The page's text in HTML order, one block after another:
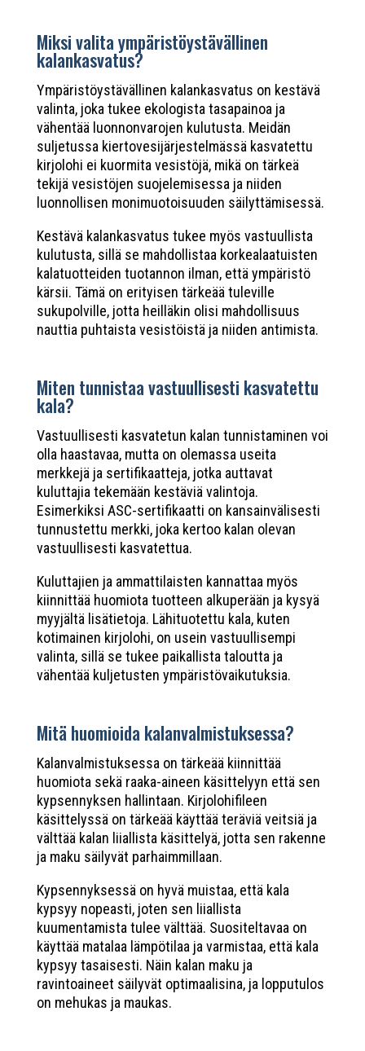
Miksi valita ympäristöystävällinen
kalankasvatus?
Ympäristöystävällinen kalankasvatus on kestävä
valinta, joka tukee ekologista tasapainoa ja
vähentää luonnonvarojen kulutusta. Meidän
suljetussa kiertovesijärjestelmässä kasvatettu
kirjolohi ei kuormita vesistöjä, mikä on tärkeä
tekijä vesistöjen suojelemisessa ja niiden
luonnollisen monimuotoisuuden säilyttämisessä.
Kestävä kalankasvatus tukee myös vastuullista
kulutusta, sillä se mahdollistaa korkealaatuisten
kalatuotteiden tuotannon ilman, että ympäristö
kärsii. Tämä on erityisen tärkeää tuleville
sukupolville, jotta heilläkin olisi mahdollisuus
nauttia puhtaista vesistöistä ja niiden antimista.
Miten tunnistaa vastuullisesti kasvatettu
kala?
Vastuullisesti kasvatetun kalan tunnistaminen voi
olla haastavaa, mutta on olemassa useita
merkkejä ja sertifikaatteja, jotka auttavat
kuluttajia tekemään kestäviä valintoja.
Esimerkiksi ASC-sertifikaatti on kansainvälisesti
tunnustettu merkki, joka kertoo kalan olevan
vastuullisesti kasvatettua.
Kuluttajien ja ammattilaisten kannattaa myös
kiinnittää huomiota tuotteen alkuperään ja kysyä
myyjältä lisätietoja. Lähituotettu kala, kuten
kotimainen kirjolohi, on usein vastuullisempi
valinta, sillä se tukee paikallista taloutta ja
vähentää kuljetusten ympäristövaikutuksia.
Mitä huomioida kalanvalmistuksessa?
Kalanvalmistuksessa on tärkeää kiinnittää
huomiota sekä raaka-aineen käsittelyyn että sen
kypsennyksen hallintaan. Kirjolohifileen
käsittelyssä on tärkeää käyttää teräviä veitsiä ja
välttää kalan liiallista käsittelyä, jotta sen rakenne
ja maku säilyvät parhaimmillaan.
Kypsennyksessä on hyvä muistaa, että kala
kypsyy nopeasti, joten sen liiallista
kuumentamista tulee välttää. Suositeltavaa on
käyttää matalaa lämpötilaa ja varmistaa, että kala
kypsyy tasaisesti. Näin kalan maku ja
ravintoaineet säilyvät optimaalisina, ja lopputulos
on mehukas ja maukas.